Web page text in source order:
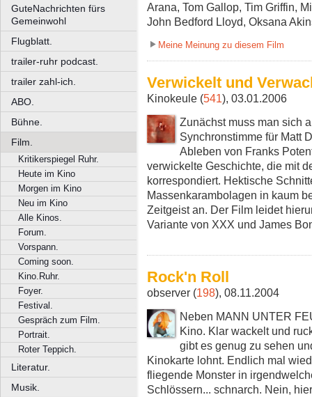
GuteNachrichten fürs
Gemeinwohl
Flugblatt.
trailer-ruhr podcast.
trailer zahl-ich.
ABO.
Bühne.
Film.
Kritikerspiegel Ruhr.
Heute im Kino
Morgen im Kino
Neu im Kino
Alle Kinos.
Forum.
Vorspann.
Coming soon.
Kino.Ruhr.
Foyer.
Festival.
Gespräch zum Film.
Portrait.
Roter Teppich.
Literatur.
Musik.
Arana, Tom Gallop, Tim Griffin,
John Bedford Lloyd, Oksana
Meine Meinung zu diesem Film
Verwickelt und
Kinokeule (541), 03.01.2006
Zunächst muss man sich
Synchronstimme für Matt
Ableben von Franks
verwickelte Geschichte, die mit
korrespondiert. Hektische
Massenkarambolagen in kaum
Zeitgeist an. Der Film leidet
Variante von XXX und James
Rock'n Roll
observer (198), 08.11.2004
Neben MANN UNTER
Kino. Klar wackelt und
gibt es genug zu sehen
Kinokarte lohnt. Endlich mal
fliegende Monster in
Schlössern... schnarch. Nein,